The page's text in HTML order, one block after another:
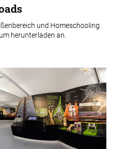
und Homeschooling
herunterladen an.
– Indoor